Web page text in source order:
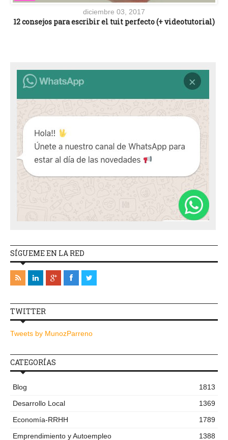
diciembre 03, 2017
12 consejos para escribir el tuit perfecto (+ videotutorial)
SÍGUEME EN LA RED
TWITTER
Tweets by MunozParreno
CATEGORÍAS
Blog
1813
Desarrollo Local
1369
Economía-RRHH
1789
Emprendimiento y Autoempleo
1388